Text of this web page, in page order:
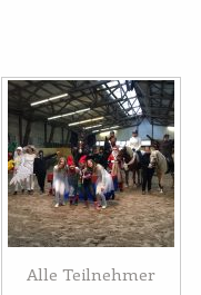
Alle Teilnehmer